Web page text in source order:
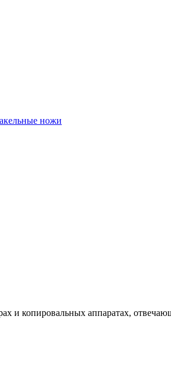
ножи
и копировальных аппаратах,